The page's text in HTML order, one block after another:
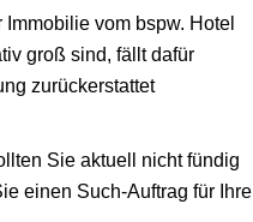
vom bspw. Hotel
groß sind, fällt dafür
zurückerstattet
Sie aktuell nicht fündig
einen Such-Auftrag für Ihre